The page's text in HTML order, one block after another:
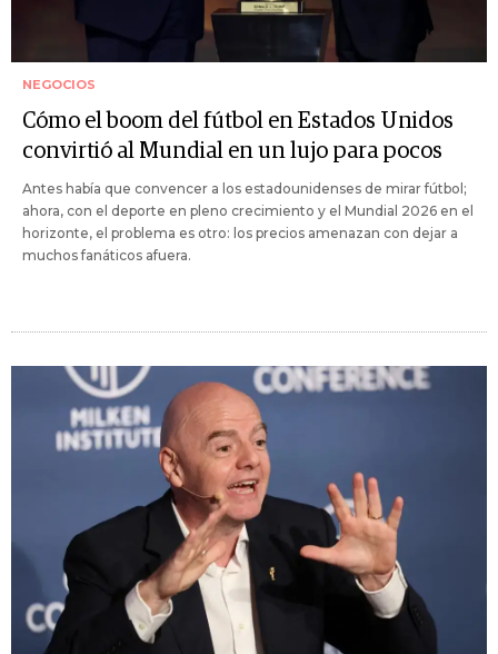
NEGOCIOS
Cómo el boom del fútbol en Estados Unidos
convirtió al Mundial en un lujo para pocos
Antes había que convencer a los estadounidenses de mirar fútbol;
ahora, con el deporte en pleno crecimiento y el Mundial 2026 en el
horizonte, el problema es otro: los precios amenazan con dejar a
muchos fanáticos afuera.